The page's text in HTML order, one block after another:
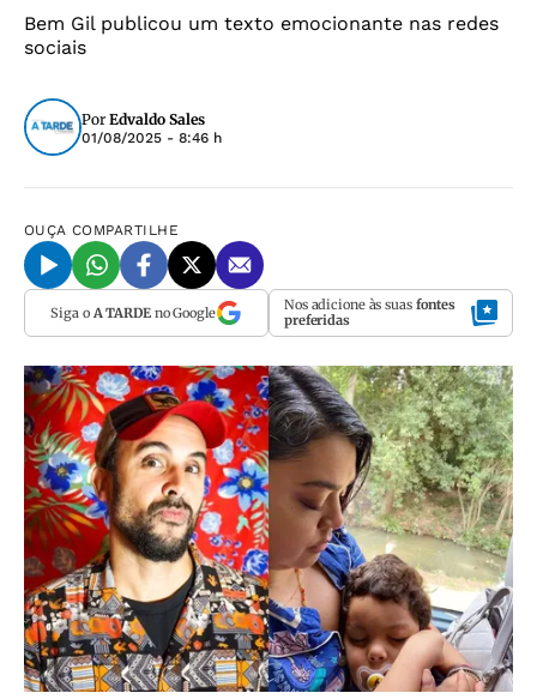
Bem Gil publicou um texto emocionante nas redes
sociais
Por Edvaldo Sales
01/08/2025 - 8:46 h
OUÇA COMPARTILHE
Siga o A TARDEno Google Nos adicione às suas fontes
preferidas